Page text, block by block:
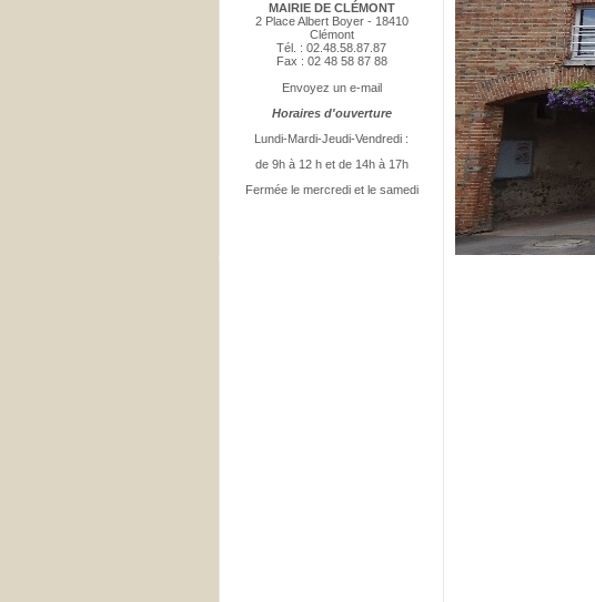
MAIRIE DE CLÉMONT
2 Place Albert Boyer - 18410
Clémont
Tél. : 02.48.58.87.87
Fax : 02 48 58 87 88
Envoyez un e-mail
Horaires d'ouverture
Lundi-Mardi-Jeudi-Vendredi :
de 9h à 12 h et de 14h à 17h
Fermée le mercredi et le samedi